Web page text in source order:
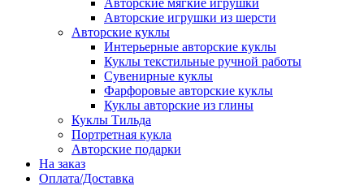
Авторские мягкие игрушки
Авторские игрушки из шерсти
Авторские куклы
Интерьерные авторские куклы
Куклы текстильные ручной работы
Сувенирные куклы
Фарфоровые авторские куклы
Куклы авторские из глины
Куклы Тильда
Портретная кукла
Авторские подарки
На заказ
Оплата/Доставка